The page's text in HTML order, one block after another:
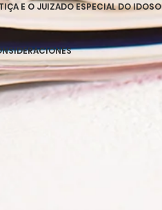
E O JUIZADO ESPECIAL DO IDOSO